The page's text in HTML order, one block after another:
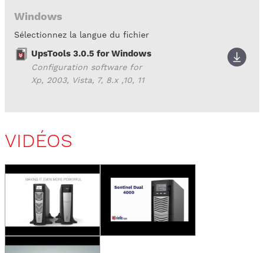
Windows
Sélectionnez la langue du fichier
UpsTools 3.0.5 for Windows
Configuration software for
Xp, 2003, Vista, 7, 8.x ,10, 11
VIDÉOS